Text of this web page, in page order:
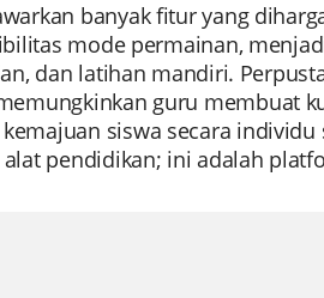
banyak fitur yang
mode permainan,
dan latihan mandiri.
guru membuat
siswa secara
alat pendidikan; ini adalah